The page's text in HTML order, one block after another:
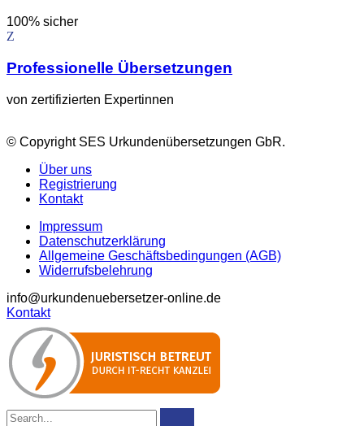
100% sicher
Professionelle Übersetzungen
von zertifizierten Expertinnen
© Copyright SES Urkundenübersetzungen GbR.
Über uns
Registrierung
Kontakt
Impressum
Datenschutzerklärung
Allgemeine Geschäftsbedingungen (AGB)
Widerrufsbelehrung
info@urkundenuebersetzer-online.de
Kontakt